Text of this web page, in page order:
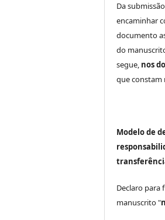
Da
encaminhar
documento
do
segue, nos
que constam
Modelo de
Declaro para
manuscrito "